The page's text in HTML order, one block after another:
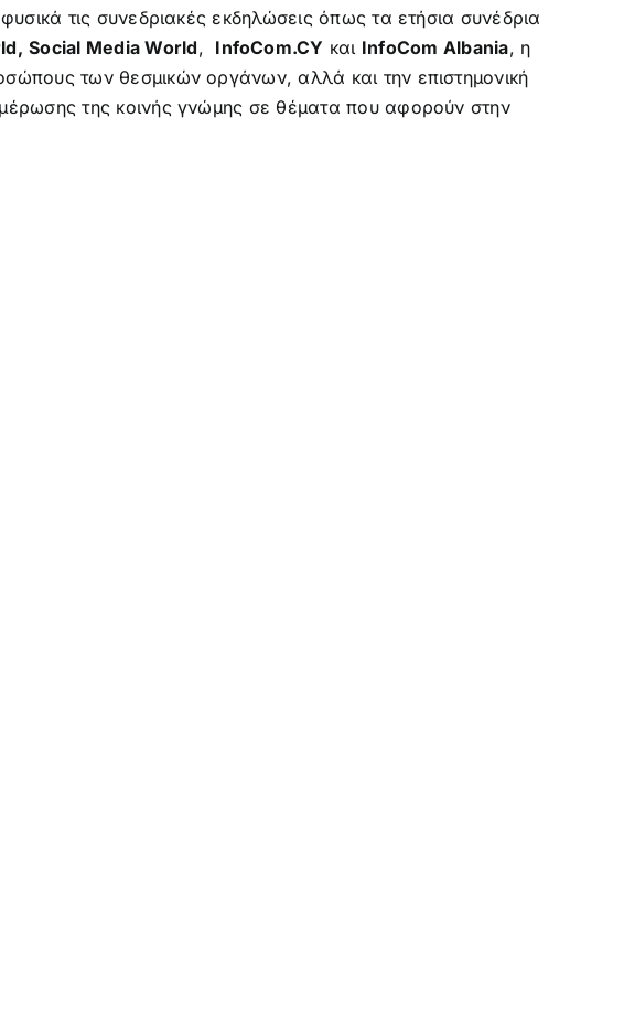
τις συνεδριακές εκδηλώσεις όπως τα ετήσια συνέδρια
Social Media World, InfoCom.CY και InfoCom Albania, η
των θεσμικών οργάνων, αλλά και την επιστημονική
της κοινής γνώμης σε θέματα που αφορούν στην